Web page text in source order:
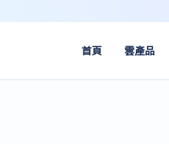
首頁 雲產品